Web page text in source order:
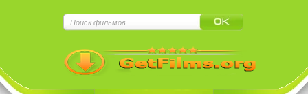
Нажмите на